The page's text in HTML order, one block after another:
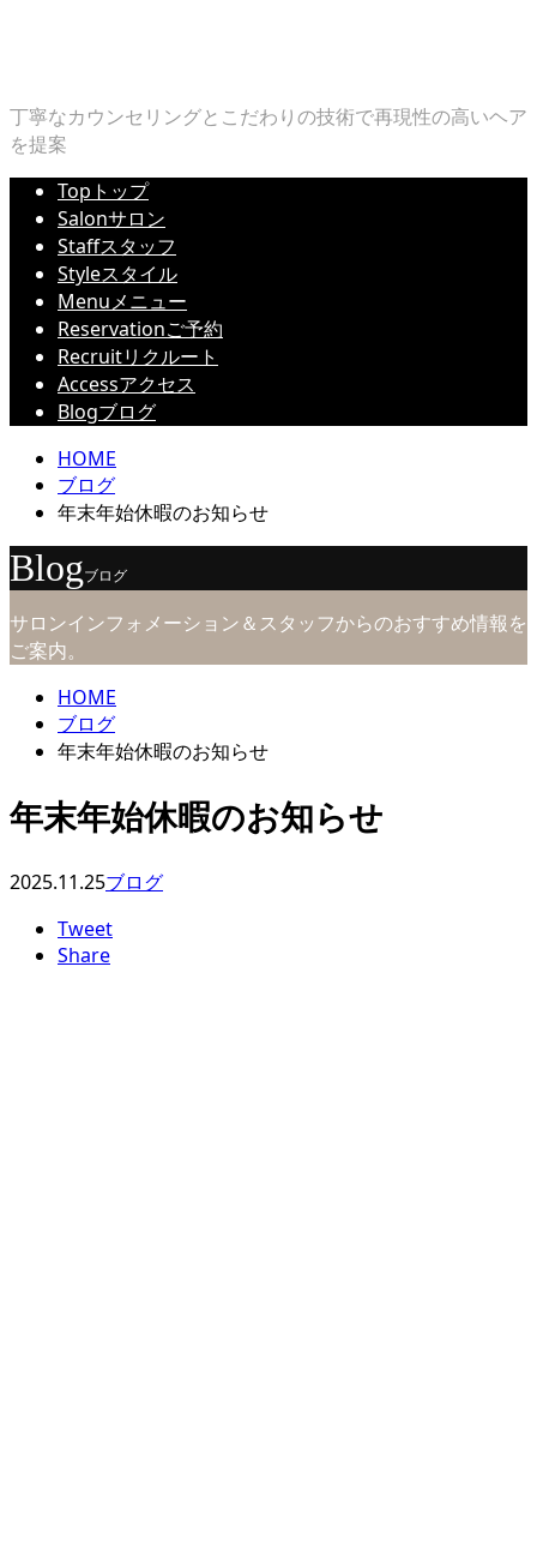
丁寧なカウンセリングとこだわりの技術で再現性の高いヘア
を提案
Top トップ
Salonサロン
Staffスタッフ
Styleスタイル
Menuメニュー
Reservationご予約
Recruitリクルート
Accessアクセス
Blogブログ
HOME
ブログ
年末年始休暇のお知らせ
Blogブログ
サロンインフォメーション＆スタッフからのおすすめ情報を
ご案内。
HOME
ブログ
年末年始休暇のお知らせ
年末年始休暇のお知らせ
2025.11.25ブログ
Tweet
Share